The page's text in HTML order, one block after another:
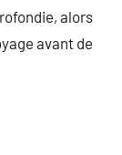
alors
avant de